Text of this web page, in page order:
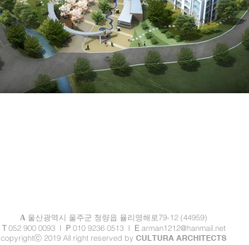
A 울산광역시 울주군 청량읍 율리영해로79-12 (44959)
T052 900 0093I P010 9236 0513 I E arman1212@hanmail.net
copyrightⓒ 2019 All right reserved by CULTURA ARCHITECTS